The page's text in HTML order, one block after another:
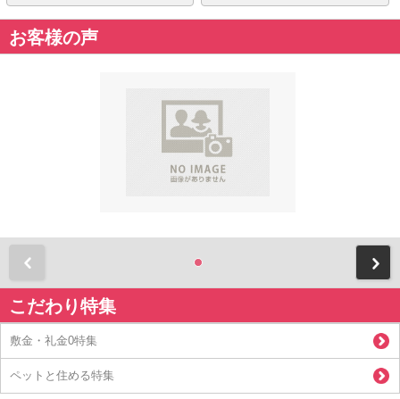
お客様の声
こだわり特集
敷金・礼金0特集
ペットと住める特集